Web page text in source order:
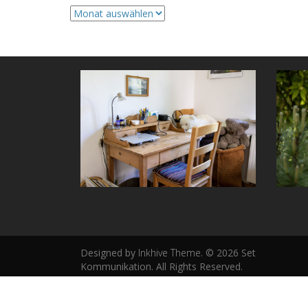
Archive
Designed by Inkhive Theme. © 2026 Set
Kommunikation. All Rights Reserved.